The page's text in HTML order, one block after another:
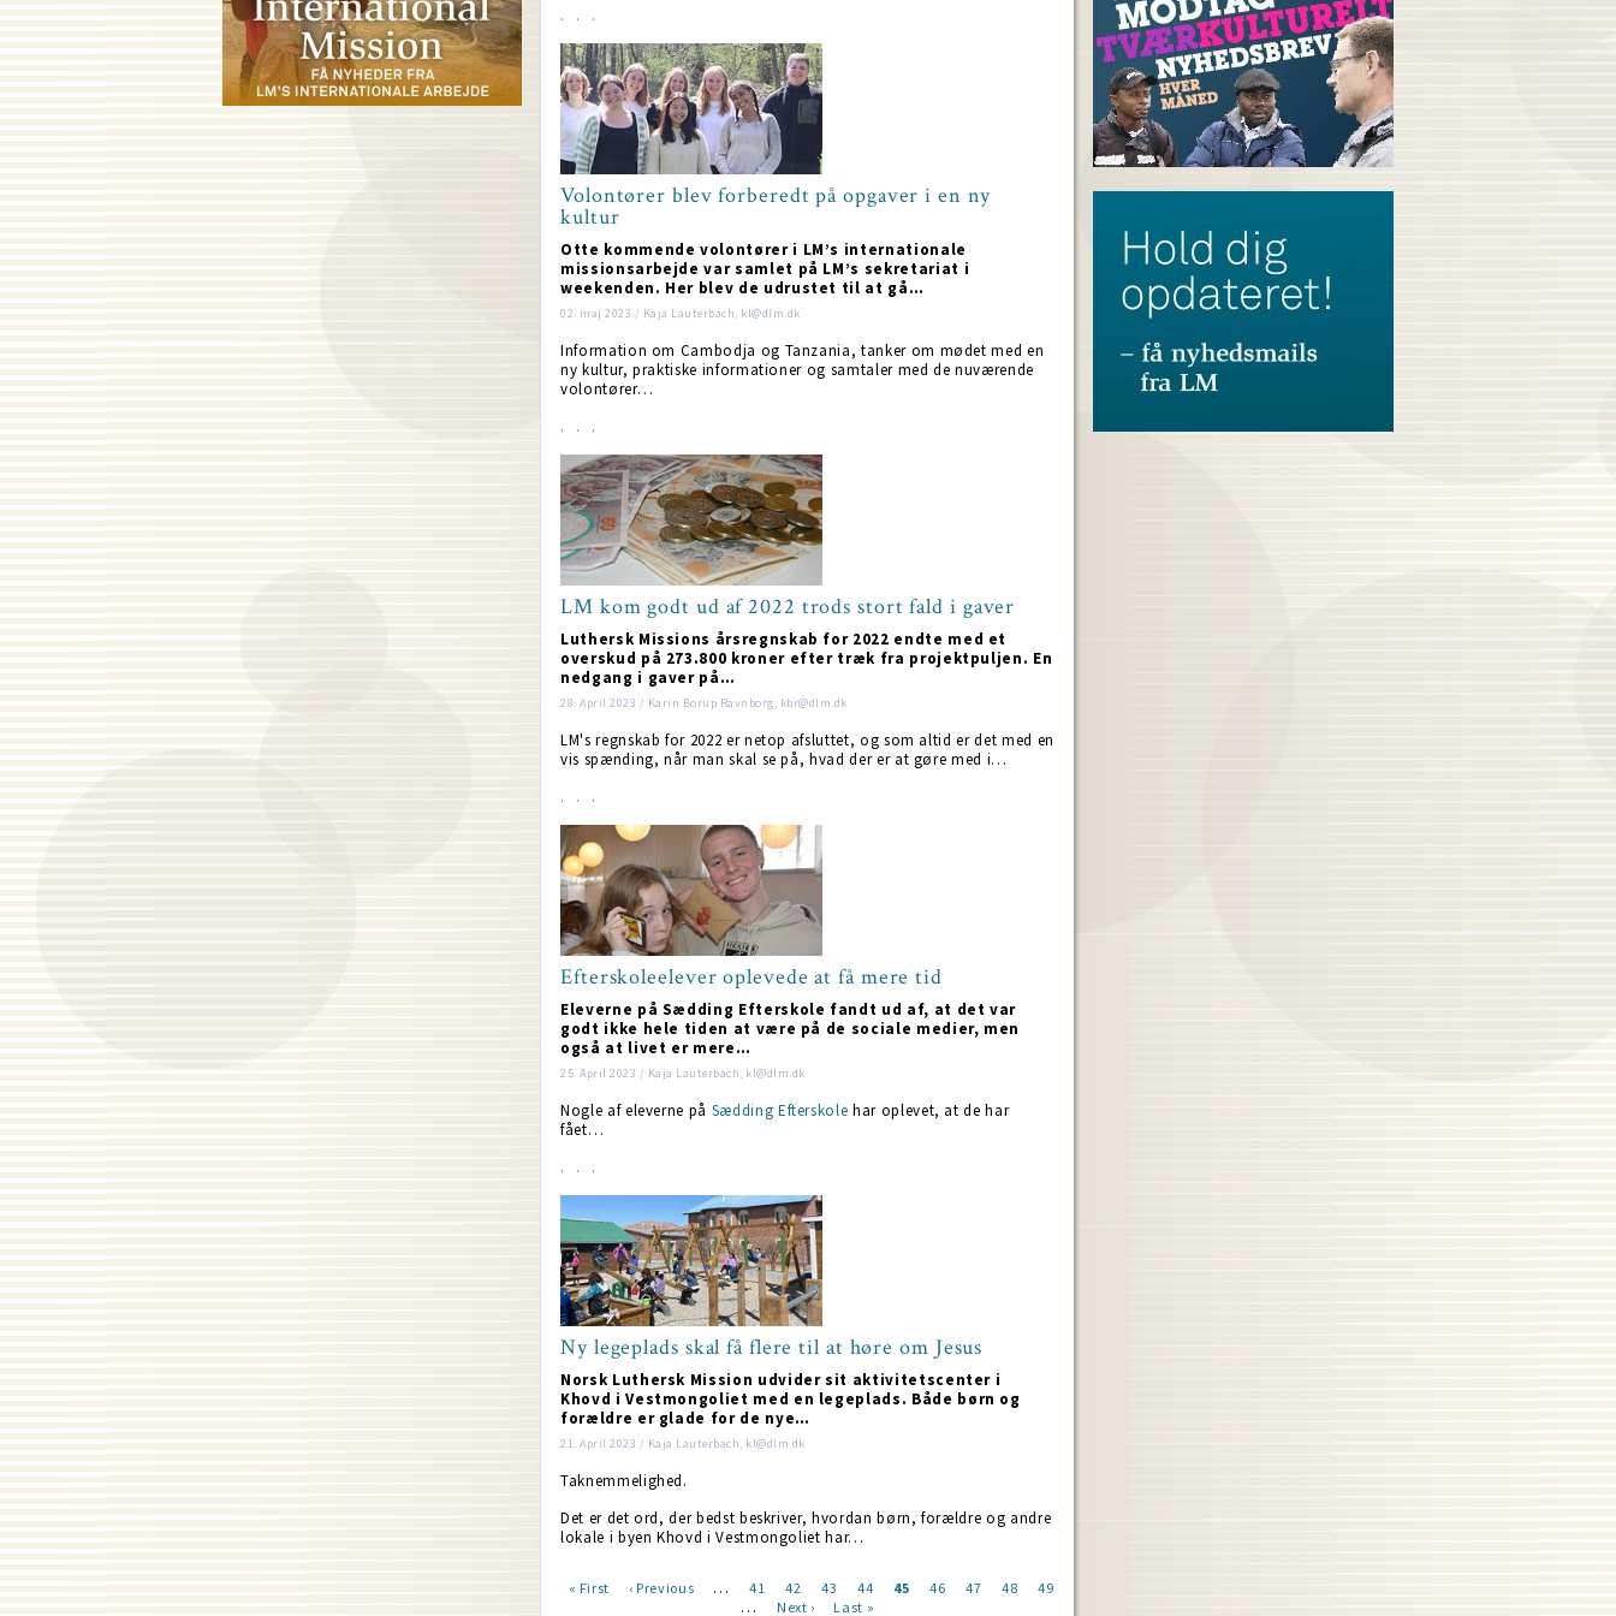
Volontører blev forberedt på opgaver i en ny
kultur
Otte kommende volontører i LM’s internationale
missionsarbejde var samlet på LM’s sekretariat i
weekenden. Her blev de udrustet til at gå…
02. maj 2023 / Kaja Lauterbach, kl@dlm.dk
Information om Cambodja og Tanzania, tanker om mødet med en
ny kultur, praktiske informationer og samtaler med de nuværende
volontører…
LM kom godt ud af 2022 trods stort fald i gaver
Luthersk Missions årsregnskab for 2022 endte med et
overskud på 273.800 kroner efter træk fra projektpuljen. En
nedgang i gaver på…
28. April 2023 / Karin Borup Ravnborg; kbr@dlm.dk
LM's regnskab for 2022 er netop afsluttet, og som altid er det med en
vis spænding, når man skal se på, hvad der er at gøre med i…
Efterskoleelever oplevede at få mere tid
Eleverne på Sædding Efterskole fandt ud af, at det var
godt ikke hele tiden at være på de sociale medier, men
også at livet er mere…
25. April 2023 / Kaja Lauterbach, kl@dlm.dk
Nogle af eleverne på Sædding Efterskole har oplevet, at de har
fået…
Ny legeplads skal få flere til at høre om Jesus
Norsk Luthersk Mission udvider sit aktivitetscenter i
Khovd i Vestmongoliet med en legeplads. Både børn og
forældre er glade for de nye…
21. April 2023 / Kaja Lauterbach, kl@dlm.dk
Taknemmelighed.
Det er det ord, der bedst beskriver, hvordan børn, forældre og andre
lokale i byen Khovd i Vestmongoliet har…
First
« First
Previous
‹ Previous … Page
41 Page
42 Page
43 Page
44
Current
45 Page
46 Page
47 Page
48 Page
49
… Next
Next › Last
Last »